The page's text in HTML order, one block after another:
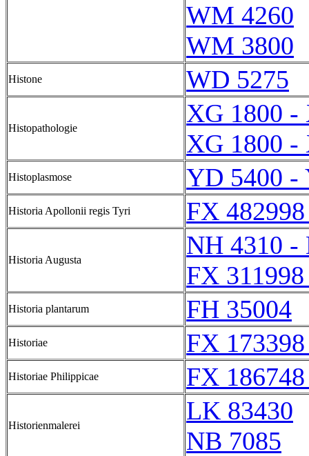
WM 4260
WM 3800
Histone WD 5275
Histopathologie
XG 1800 -
XG 1800 -
Histoplasmose YD 5400 -
Historia Apollonii regis Tyri FX
Historia Augusta
NH 4310 -
FX
Historia plantarum FH 35004
Historiae FX
Historiae Philippicae FX
Historienmalerei
LK 83430
NB 7085